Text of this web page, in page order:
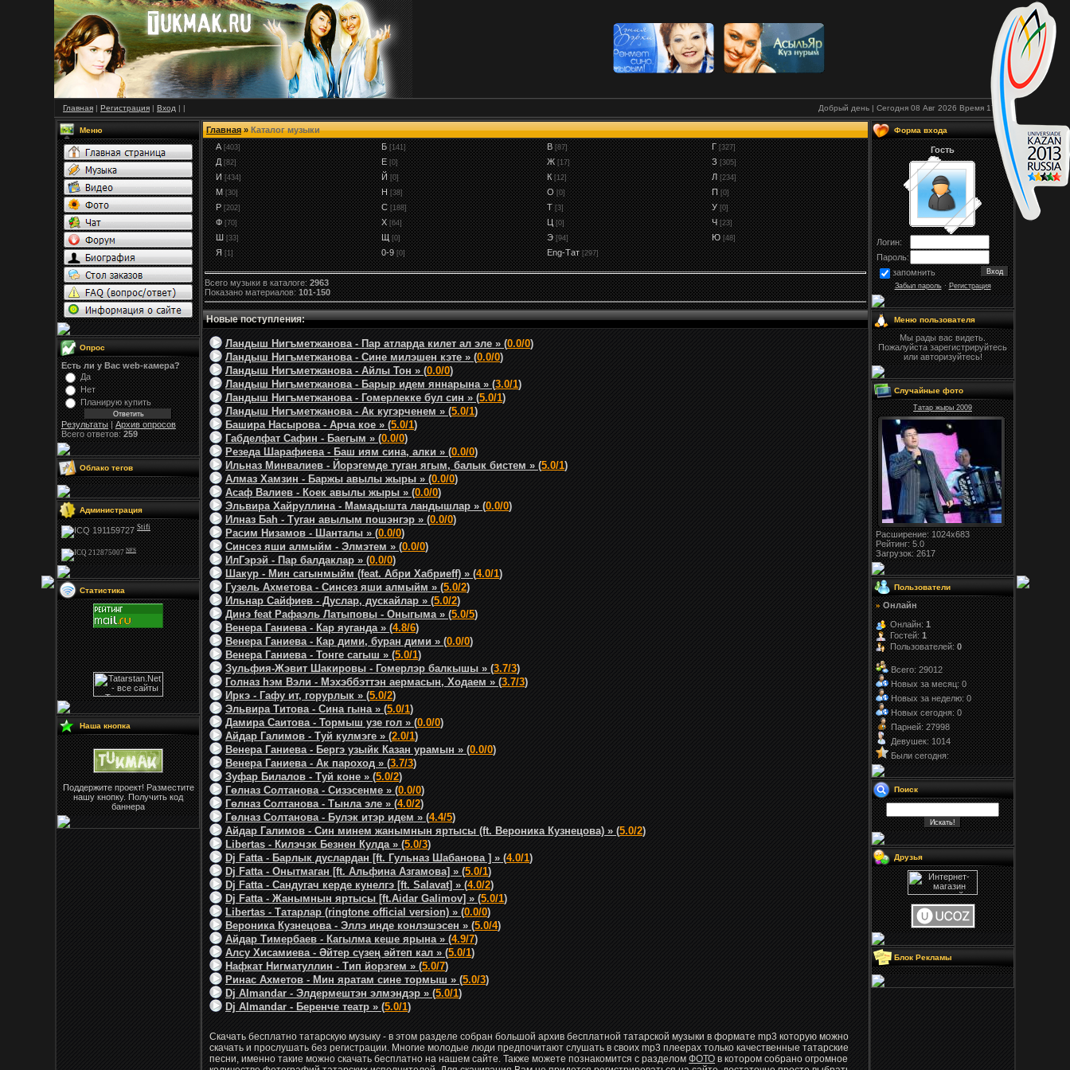
Главная | Регистрация | Вход | | Добрый день | Сегодня 08 Авг 2026 Время 17:09
Меню
Опрос
Есть ли у Вас web-камера?
Да
Нет
Планирую купить
Результаты|Архив опросов
Всего ответов:259
Облако тегов
Администрация
Stifi
NFS
Статистика
Наша кнопка
Поддержите проект! Разместите
нашу кнопку. Получить код
баннера
Главная»Каталог музыки
А [403] Б [141] В [87] Г [327]
Д [82] Е [0] Ж [17] З [305]
И [434] Й [0] К [12] Л [234]
М [30] Н [38] О [0] П [0]
Р [202] С [188] Т [3] У [0]
Ф [70] Х [64] Ц [0] Ч [23]
Ш [33] Щ [0] Э [94] Ю [48]
Я [1] 0-9 [0] Eng-Тат [297]
Всего музыки в каталоге:2963
Показано материалов:101-150
Новые поступления:
Ландыш Нигъметжанова - Пар атларда килет ал эле » (0.0/0)
Ландыш Нигъметжанова - Сине милэшен кэте » (0.0/0)
Ландыш Нигъметжанова - Айлы Тон » (0.0/0)
Ландыш Нигъметжанова - Барыр идем яннарына » (3.0/1)
Ландыш Нигъметжанова - Гомерлекке бул син » (5.0/1)
Ландыш Нигъметжанова - Ак кугэрченем » (5.0/1)
Башира Насырова - Арча кое » (5.0/1)
Габделфат Сафин - Баегым » (0.0/0)
Резеда Шарафиева - Баш иям сина, алки » (0.0/0)
Ильназ Минвалиев - Йорэгемде туган ягым, балык бистем » (5.0/1)
Алмаз Хамзин - Баржы авылы жыры » (0.0/0)
Асаф Валиев - Коек авылы жыры » (0.0/0)
Эльвира Хайруллина - Мамадышта ландышлар » (0.0/0)
Илназ Баh - Туган авылым пошэнгэр » (0.0/0)
Расим Низамов - Шанталы » (0.0/0)
Синсез яши алмыйм - Элмэтем » (0.0/0)
ИлГэрэй - Пар балдаклар » (0.0/0)
Шакур - Мин сагынмыйм (feat. Абри Хабриеff) » (4.0/1)
Гузель Ахметова - Синсез яши алмыйм » (5.0/2)
Ильнар Сайфиев - Дуслар, дускайлар » (5.0/2)
Динэ feat Рафаэль Латыповы - Оныгыма » (5.0/5)
Венера Ганиева - Кар яуганда » (4.8/6)
Венера Ганиева - Кар дими, буран дими » (0.0/0)
Венера Ганиева - Тонге сагыш » (5.0/1)
Зульфия-Жэвит Шакировы - Гомерлэр балкышы » (3.7/3)
Голназ hэм Вэли - Мэхэббэттэн аермасын, Ходаем » (3.7/3)
Иркэ - Гафу ит, горурлык » (5.0/2)
Эльвира Титова - Сина гына » (5.0/1)
Дамира Саитова - Тормыш узе гол » (0.0/0)
Айдар Галимов - Туй кулмэге » (2.0/1)
Венера Ганиева - Бергэ узыйк Казан урамын » (0.0/0)
Венера Ганиева - Ак пароход » (3.7/3)
Зуфар Билалов - Туй коне » (5.0/2)
Гөлназ Солтанова - Сизэсенме » (0.0/0)
Гөлназ Солтанова - Тынла эле » (4.0/2)
Гөлназ Солтанова - Булэк итэр идем » (4.4/5)
Айдар Галимов - Син минем жанымнын яртысы (ft. Вероника Кузнецова) » (5.0/2)
Libertas - Килэчэк Безнен Кулда » (5.0/3)
Dj Fatta - Барлык дуслардан [ft. Гульназ Шабанова ] » (4.0/1)
Dj Fatta - Онытмаган [ft. Альфина Азгамова] » (5.0/1)
Dj Fatta - Сандугач керде кунелгэ [ft. Salavat] » (4.0/2)
Dj Fatta - Жанымнын яртысы [ft.Aidar Galimov] » (5.0/1)
Libertas - Татарлар (ringtone official version) » (0.0/0)
Вероника Кузнецова - Эллэ инде конлэшэсен » (5.0/4)
Айдар Тимербаев - Кагылма кеше ярына » (4.9/7)
Алсу Хисамиева - Әйтер сүзең әйтеп кал » (5.0/1)
Нафкат Нигматуллин - Тип йорэгем » (5.0/7)
Ринас Ахметов - Мин яратам сине тормыш » (5.0/3)
Dj Almandar - Элдермештэн элмэндэр » (5.0/1)
Dj Almandar - Беренче театр » (5.0/1)
Скачать бесплатно татарскую музыку - в этом разделе собран большой архив бесплатной татарской музыки в формате mp3 которую можно
скачать и прослушать без регистрации. Многие молодые люди предпочитают слушать в своих mp3 плеерах только качественные татарские
песни, именно такие можно скачать бесплатно на нашем сайте. Также можете познакомится с разделом ФОТО в котором собрано огромное
Форма входа
Гость
Логин:
Пароль:
запомнить
Забыл пароль·Регистрация
Меню пользователя
Мы рады вас видеть.
Пожалуйста зарегистрируйтесь
или авторизуйтесь!
Случайные фото
Татар жыры 2009
Расширение: 1024x683
Рейтинг:5.0
Загрузок: 2617
Пользователи
» Онлайн
Онлайн:1
Гостей:1
Пользователей:0
Всего: 29012
Новых за месяц: 0
Новых за неделю: 0
Новых сегодня: 0
Парней: 27998
Девушек: 1014
Были сегодня:
Поиск
Друзья
Блок Рекламы